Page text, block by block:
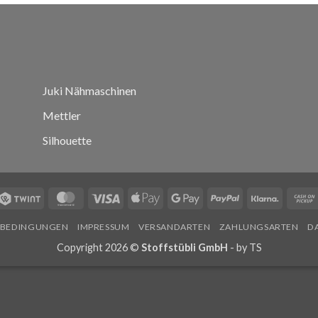
Juki Nähmaschinen
Mettler
Silhouette
Twint MasterCard
Visa
Apple
Google PayPal Klarna
IMPRESSUM VERSANDARTEN ZAHLUNGSARTEN
Copyright 2026 © Stoffstübli GmbH - by TS